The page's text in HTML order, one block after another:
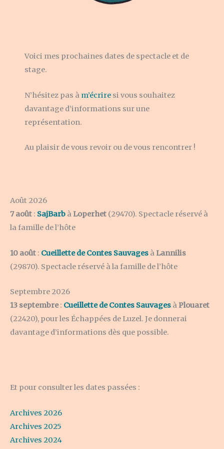
Voici mes prochaines dates de spectacle et de
stage.
N’hésitez pas à m’écrire si vous souhaitez
davantage d’informations sur une
représentation.
Au plaisir de vous revoir ou de vous rencontrer !
Août 2026
7 août : SajBarb àLoperhet (29470). Spectacle réservé à
la famille de l’hôte
10 août : Cueillette de Contes Sauvages àLannilis
(29870). Spectacle réservé à la famille de l’hôte
Septembre 2026
13 septembre: Cueillette de Contes Sauvages àPlouaret
(22420), pour les Échappées de Luzel. Je donnerai
davantage d’informations dès que possible.
Et pour consulter les dates passées :
Archives 2026
Archives 2025
Archives 2024